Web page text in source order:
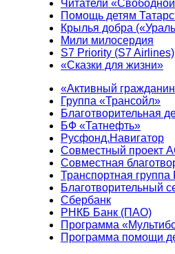
Читатели
Помощь детям
Крылья добра
Мили милосердия
S7 Priority (S7 Airlines)
«Сказки для жизни»
«Активный
Группа «Трансойл»
Благотворительная
БФ «Татнефть»
Русфонд.Навигатор
Совместный проект
Совместная
Транспортная группа
Благотворительный
Сбербанк
РНКБ Банк (ПАО)
Программа
Программа помощи